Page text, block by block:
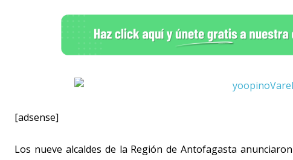
[adsense]
Los nueve alcaldes de la Región de Antofagasta